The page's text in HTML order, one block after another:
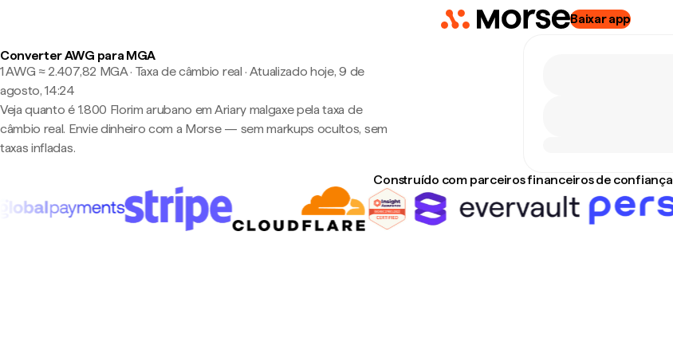
Baixar app
Converter AWG para MGA
1 AWG ≈ 2.407,82 MGA · Taxa de câmbio real · Atualizado hoje, 9 de
agosto, 14:24
Veja quanto é 1.800 Florim arubano em Ariary malgaxe pela taxa de
câmbio real. Envie dinheiro com a Morse — sem markups ocultos, sem
taxas infladas.
Construído com parceiros financeiros de confiança